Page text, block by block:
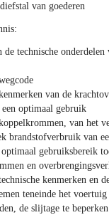
van goederen
de technische onderdelen
van de
optimaal gebruik
van het
brandstofverbruik van
gebruiksbereik
en
kenmerken en
teneinde het
de slijtage te